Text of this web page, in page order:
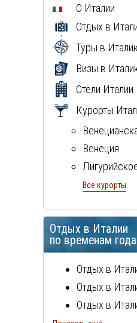
О Италии
Отдых в
Туры в
Визы в
Отели Италии
Курорты
Венеция
Милан
остров
остров
Рим
Тосканcкая
Флоренция
Эмилия
Все курорты
Отдых в Италии
по временам года
Отдых в
Отдых в
Отдых в